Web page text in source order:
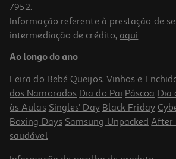
Mini Hub Usb-C Qilive 600192487 6 Em 1
19.99 €/un
19,99 €
7952.
Informação referente à prestação de
intermediação de crédito, aqui.
Ao longo do ano
Feira do Bebé Queijos, Vinhos e
dos Namorados Dia do Pai Páscoa Dia
às Aulas Singles' Day Black Friday
Boxing Days Samsung Unpacked After
saudável